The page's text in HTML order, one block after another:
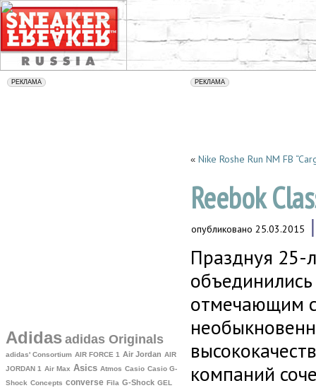
Adidas adidas Originals
adidas' Consortium AIR FORCE 1 Air Jordan AIR
JORDAN 1 Air Max Asics Atmos Casio Casio G-
Shock Concepts converse Fila G-Shock GEL
« Nike Roshe Run NM FB
Reebok
опубликовано 25.03.2015
Празднуя 25-
отмечающим
компаний